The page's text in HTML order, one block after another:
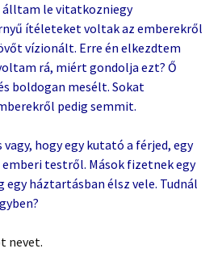
le vitatkozniegy
ítéleteket voltak az emberekről
vízionált. Erre én elkezdtem
rá, miért gondolja ezt? Ő
boldogan mesélt. Sokat
pedig semmit.
vagy, hogy egy kutató a férjed, egy
testről. Mások fizetnek egy
háztartásban élsz vele. Tudnál
nevet.